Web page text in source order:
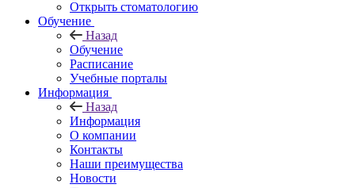
Открыть стоматологию
Обучение
Назад
Обучение
Расписание
Учебные порталы
Информация
Назад
Информация
О компании
Контакты
Наши преимущества
Новости